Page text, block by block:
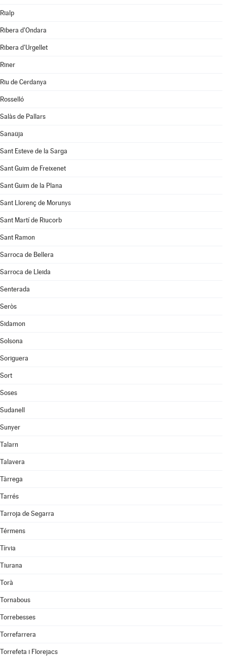
Rialp
Ribera d'Ondara
Ribera d'Urgellet
Riner
Riu de Cerdanya
Rosselló
Salàs de Pallars
Sanaüja
Sant Esteve de la Sarga
Sant Guim de Freixenet
Sant Guim de la Plana
Sant Llorenç de Morunys
Sant Martí de Riucorb
Sant Ramon
Sarroca de Bellera
Sarroca de Lleida
Senterada
Seròs
Sidamon
Solsona
Soriguera
Sort
Soses
Sudanell
Sunyer
Talarn
Talavera
Tàrrega
Tarrés
Tarroja de Segarra
Térmens
Tírvia
Tiurana
Torà
Tornabous
Torrebesses
Torrefarrera
Torrefeta i Florejacs